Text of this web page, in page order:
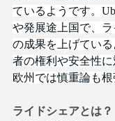
ているようです。
や発展途上国で、
の成果を上げてい
者の権利や安全性
欧州では慎重論も根
ライドシェアとは？